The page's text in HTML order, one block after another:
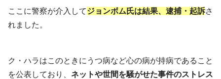
ここに警察が介入してジョンボム氏は結果、逮捕・起訴さ
れました。
ク・ハラはこのときにうつ病など心の病が持病であること
を公表しており、 ネットや世間を騒がせた事件のストレス